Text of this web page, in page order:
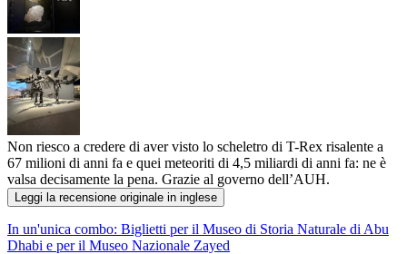
Non riesco a credere di aver visto lo scheletro di T-Rex risalente a
67 milioni di anni fa e quei meteoriti di 4,5 miliardi di anni fa: ne è
valsa decisamente la pena. Grazie al governo dell’AUH.
Leggi la recensione originale in inglese
In un'unica combo: Biglietti per il Museo di Storia Naturale di Abu
Dhabi e per il Museo Nazionale Zayed